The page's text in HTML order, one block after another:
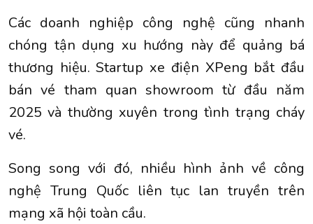
Các doanh nghiệp công nghệ cũng nhanh
chóng tận dụng xu hướng này để quảng bá
thương hiệu. Startup xe điện XPeng bắt đầu
bán vé tham quan showroom từ đầu năm
2025 và thường xuyên trong tình trạng cháy
vé.
Song song với đó, nhiều hình ảnh về công
nghệ Trung Quốc liên tục lan truyền trên
mạng xã hội toàn cầu.